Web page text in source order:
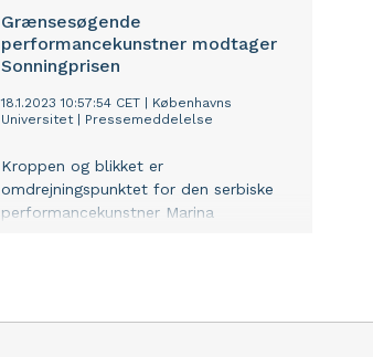
Grænsesøgende
performancekunstner modtager
Sonningprisen
18.1.2023 10:57:54 CET
Københavns
Universitet| Pressemeddelelse
Kroppen og blikket er
omdrejningspunktet for den serbiske
performancekunstner Marina
aktivt i sine værker. Nu modtager hun